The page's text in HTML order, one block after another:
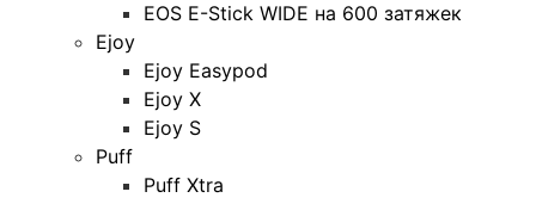
EOS E-Stick WIDE на 600 затяжек
Ejoy
Ejoy Easypod
Ejoy X
Ejoy S
Puff
Puff Xtra